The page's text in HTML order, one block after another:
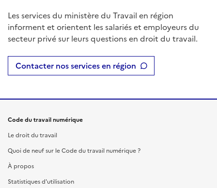
Les services du ministère du Travail en région
informent et orientent les salariés et employeurs du
secteur privé sur leurs questions en droit du travail.
Contacter nos services en région
Code du travail numérique
Le droit du travail
Quoi de neuf sur le Code du travail numérique ?
À propos
Statistiques d'utilisation